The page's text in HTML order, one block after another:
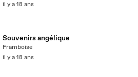
il y a 18 ans
Souvenirs angélique
Framboise
il y a 18 ans